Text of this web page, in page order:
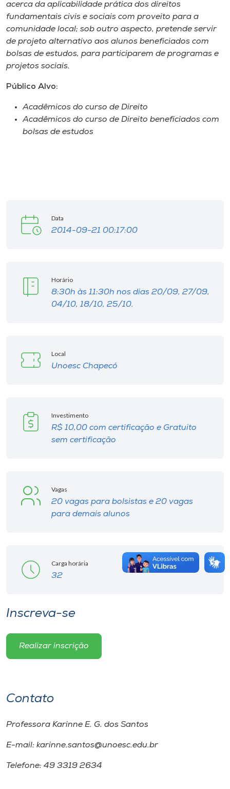
Biblioteca
Editora
Rádio
Museu
Unoesc
acerca da aplicabilidade prática dos direitos
fundamentais civis e sociais com proveito para a
comunidade local; sob outro aspecto, pretende servir
de projeto alternativo aos alunos beneficiados com
bolsas de estudos, para participarem de programas e
projetos sociais.
Público Alvo:
Acadêmicos do curso de Direito
Acadêmicos do curso de Direito beneficiados com
bolsas de estudos
Data
2014-09-21 00:17:00
Horário
8:30h às 11:30h nos dias 20/09, 27/09,
04/10, 18/10, 25/10.
Local
Unoesc Chapecó
Investimento
R$ 10,00 com certificação e Gratuito
sem certificação
Vagas
20 vagas para bolsistas e 20 vagas
para demais alunos
Carga horária
32
Inscreva-se
Realizar inscrição
Contato
Professora Karinne E. G. dos Santos
E-mail: karinne.santos@unoesc.edu.br
Telefone: 49 3319 2634